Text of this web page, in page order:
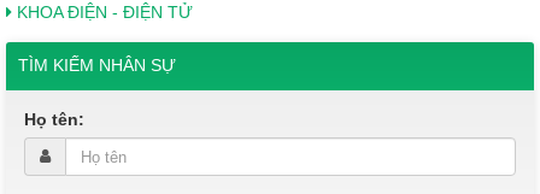
KHOA ĐIỆN - ĐIỆN TỬ
TÌM KIẾM NHÂN SỰ
Họ tên: